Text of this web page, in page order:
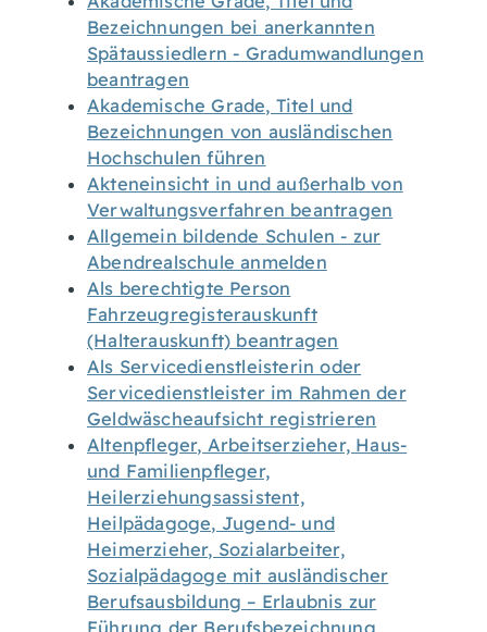
Bezeichnungen bei anerkannten
Spätaussiedlern - Gradumwandlungen
beantragen
Akademische Grade, Titel und
Bezeichnungen von ausländischen
Hochschulen führen
Akteneinsicht in und außerhalb von
Verwaltungsverfahren beantragen
Allgemein bildende Schulen - zur
Abendrealschule anmelden
Als berechtigte Person
Fahrzeugregisterauskunft
(Halterauskunft) beantragen
Als Servicedienstleisterin oder
Servicedienstleister im Rahmen der
Geldwäscheaufsicht registrieren
Altenpfleger, Arbeitserzieher, Haus-
und Familienpfleger,
Heilerziehungsassistent,
Heilpädagoge, Jugend- und
Heimerzieher, Sozialarbeiter,
Sozialpädagoge mit ausländischer
Berufsausbildung – Erlaubnis zur
Führung der Berufsbezeichnung